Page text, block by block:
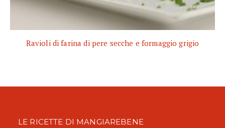
Ravioli di farina di pere secche e formaggio grigio
LE RICETTE DI MANGIAREBENE